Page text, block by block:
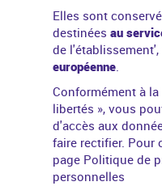
Elles sont
destinées au
de l'établissement',
européenne.
Conformément à la
libertés », vous
d'accès aux
faire rectifier. Pour
page Politique de
personnelles